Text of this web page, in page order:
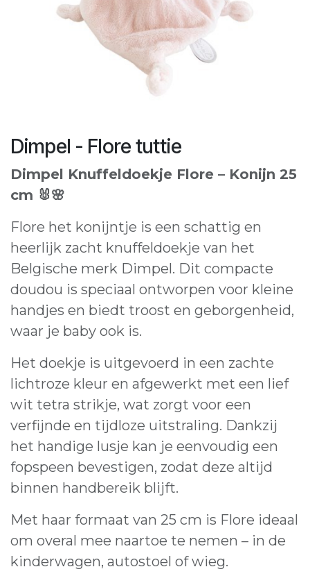
Dimpel - Flore tuttie
Dimpel Knuffeldoekje Flore – Konijn 25
cm 🐰🌸
Flore het konijntje is een schattig en
heerlijk zacht knuffeldoekje van het
Belgische merk Dimpel. Dit compacte
doudou is speciaal ontworpen voor kleine
handjes en biedt troost en geborgenheid,
waar je baby ook is.
Het doekje is uitgevoerd in een zachte
lichtroze kleur en afgewerkt met een lief
wit tetra strikje, wat zorgt voor een
verfijnde en tijdloze uitstraling. Dankzij
het handige lusje kan je eenvoudig een
fopspeen bevestigen, zodat deze altijd
binnen handbereik blijft.
Met haar formaat van 25 cm is Flore ideaal
om overal mee naartoe te nemen – in de
kinderwagen, autostoel of wieg.